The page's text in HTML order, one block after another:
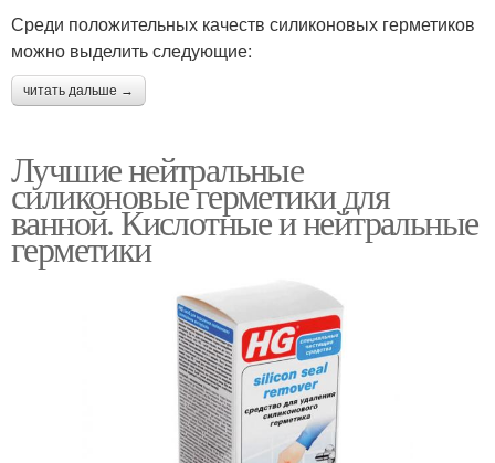
Среди положительных качеств силиконовых герметиков
можно выделить следующие:
читать дальше →
Лучшие нейтральные
силиконовые герметики для
ванной. Кислотные и нейтральные
герметики